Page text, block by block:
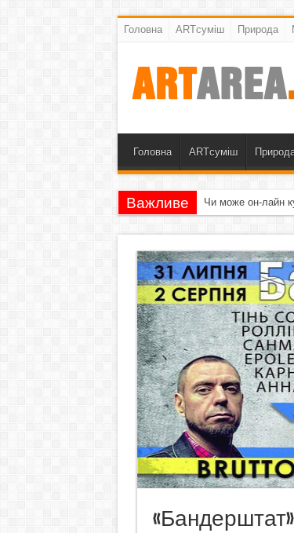
Головна ARTсуміш Природа
Головна ARTсуміш
Важливе Чи може он-лайн